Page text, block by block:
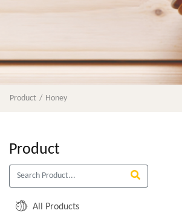
Product Honey
Product
All Products